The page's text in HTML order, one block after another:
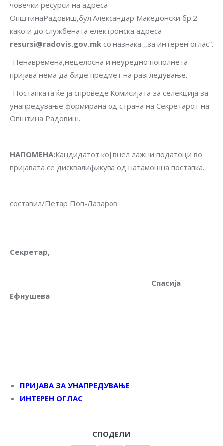
човечки ресурси на адреса
ОпштинаРадовиш,бул.Александар Македонски бр.2
како и до службената електронска адреса
resursi@radovis.gov.mk со назнака ,,за интерен оглас”.
-Ненавремена,нецелосна и неуредно пополнета
пријава нема да биде предмет на разгледување.
-Постапката ќе ја спроведе Комисијата за селекција за
унапредување формирана од страна на Секретарот на
Општина Радовиш.
НАПОМЕНА:Кандидатот кој внел лажни податоци во
пријавата се дисквалификува од натамошна постапка.
составил/Петар Поп-Лазаров
Секретар,
Спасија
Ефнушева
ПРИЈАВА ЗА УНАПРЕДУВАЊЕ
ИНТЕРЕН ОГЛАС
СПОДЕЛИ